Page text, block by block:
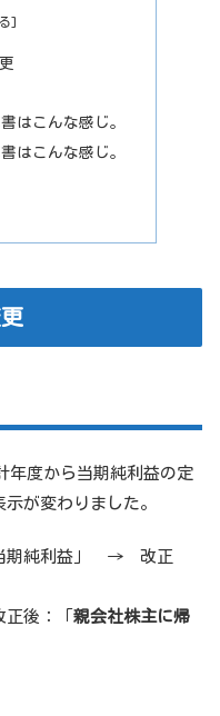
はこんな感じ。
はこんな感じ。
年度から当期純利益の定
が変わりました。
当期純利益」 → 改正
後：「 親会社株主に帰